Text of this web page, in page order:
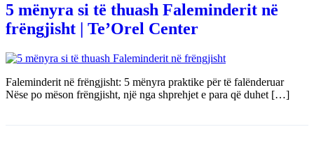
5 mënyra si të thuash Faleminderit në
frëngjisht | Te’Orel Center
Faleminderit në frëngjisht: 5 mënyra praktike për të falënderuar
Nëse po mëson frëngjisht, një nga shprehjet e para që duhet […]